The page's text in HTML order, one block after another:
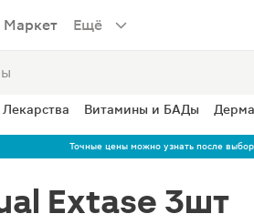
Маркет Ещё
Лекарства Витамины и БАДы
Точные цены можно узнать после
Extase 3шт